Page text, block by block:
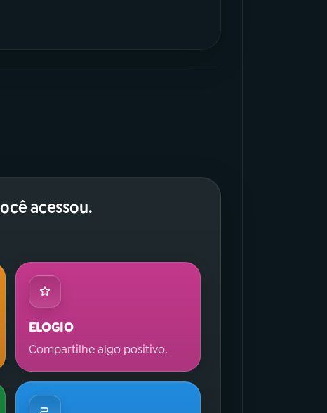
acessou.
ELOGIO
Compartilhe algo positivo.